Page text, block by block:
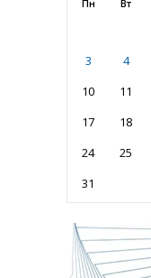
Пн Вт
3
4
10
11
17
18
24
25
31